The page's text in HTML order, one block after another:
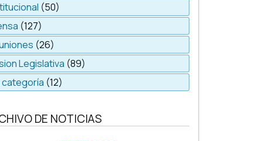
(50)
(127)
(26)
Legislativa (89)
categoría (12)
DE NOTICIAS